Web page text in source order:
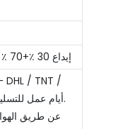
T/T ، L/C ، PayPal ، إيداع 30 ٪+70 ٪ الرصيد
UPS / FedEx / EMS ، 4-7 أيام عمل للتسليم.